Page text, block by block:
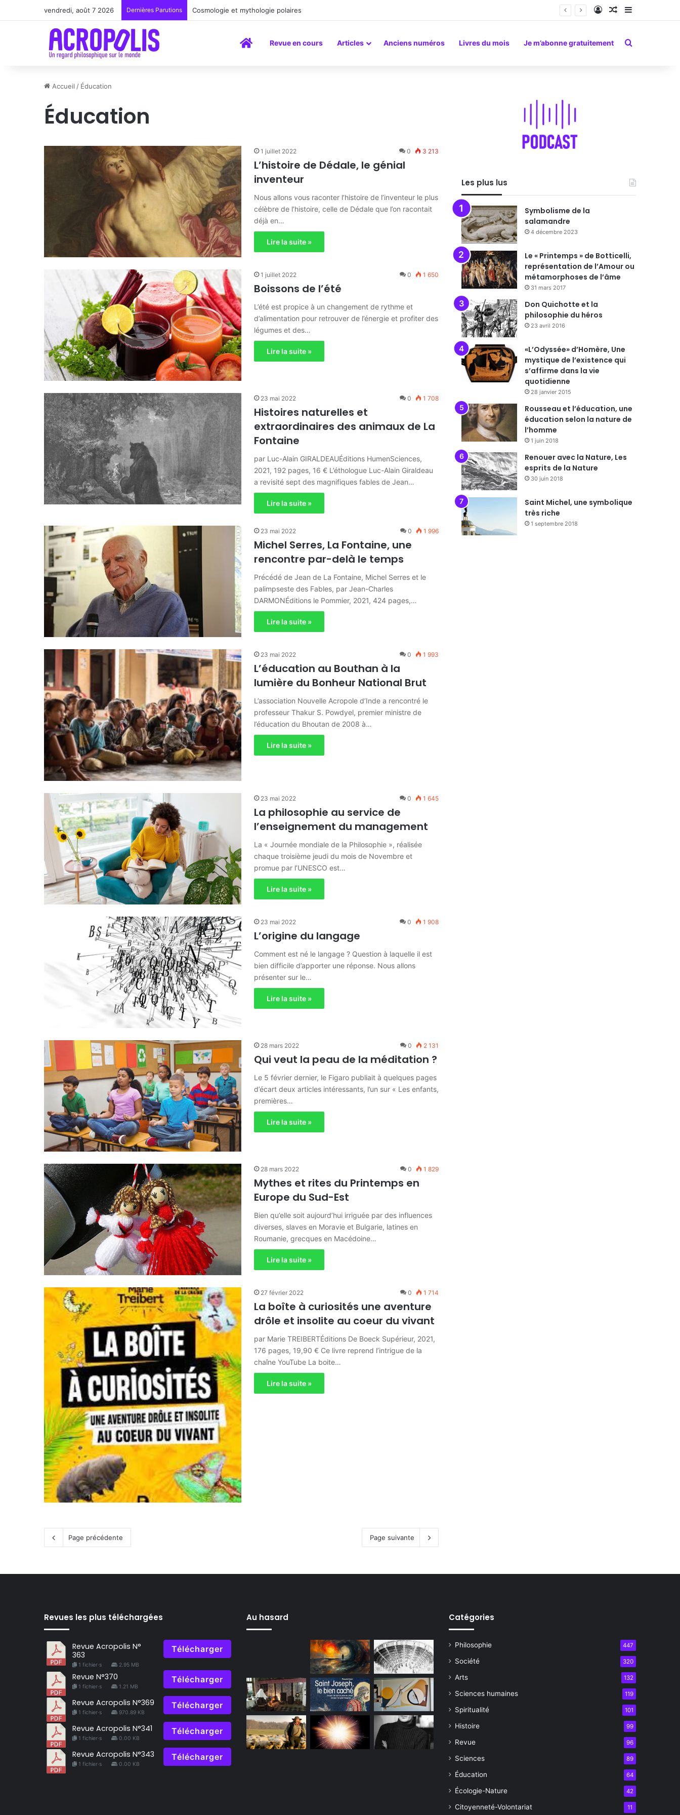
vendredi, août 7 2026 Dernières Parutions Renoir : la peinture comme un art du lien Connexion
Article Aléatoire
Sidebar
AccueilRevue en cours Articles Anciens numéros Livres du mois Je m’abonne gratuitement Rechercher
Accueil / Éducation
Éducation
1 juillet 2022 0 3 213
L’histoire de Dédale, le génial
inventeur
Nous allons vous raconter l’histoire de l’inventeur le plus
célèbre de l’histoire, celle de Dédale que l’on racontait
déjà en…
Lire la suite »
1 juillet 2022 0 1 650
Boissons de l’été
L’été est propice à un changement de rythme et
d’alimentation pour retrouver de l’énergie et profiter des
légumes et des…
Lire la suite »
23 mai 2022 0 1 708
Histoires naturelles et
extraordinaires des animaux de La
Fontaine
par Luc-Alain GIRALDEAUÉditions HumenSciences,
2021, 192 pages, 16 € L’éthologue Luc-Alain Giraldeau
a revisité sept des magnifiques fables de Jean…
Lire la suite »
23 mai 2022 0 1 996
Michel Serres, La Fontaine, une
rencontre par-delà le temps
Précédé de Jean de La Fontaine, Michel Serres et le
palimpseste des Fables, par Jean-Charles
DARMONÉditions le Pommier, 2021, 424 pages,…
Lire la suite »
23 mai 2022 0 1 993
L’éducation au Bouthan à la
lumière du Bonheur National Brut
L’association Nouvelle Acropole d’Inde a rencontré le
professeur Thakur S. Powdyel, premier ministre de
l’éducation du Bhoutan de 2008 à…
Lire la suite »
23 mai 2022 0 1 645
La philosophie au service de
l’enseignement du management
La « Journée mondiale de la Philosophie », réalisée
chaque troisième jeudi du mois de Novembre et
promue par l’UNESCO est…
Lire la suite »
23 mai 2022 0 1 908
L’origine du langage
Comment est né le langage ? Question à laquelle il est
bien difficile d’apporter une réponse. Nous allons
présenter sur le…
Lire la suite »
28 mars 2022 0 2 131
Qui veut la peau de la méditation ?
Le 5 février dernier, le Figaro publiait à quelques pages
d’écart deux articles intéressants, l’un sur « Les enfants,
premières…
Lire la suite »
28 mars 2022 0 1 829
Mythes et rites du Printemps en
Europe du Sud-Est
Bien qu’elle soit aujourd’hui irriguée par des influences
diverses, slaves en Moravie et Bulgarie, latines en
Roumanie, grecques en Macédoine…
Lire la suite »
27 février 2022 0 1 714
La boîte à curiosités une aventure
drôle et insolite au coeur du vivant
par Marie TREIBERTÉditions De Boeck Supérieur, 2021,
176 pages, 19,90 € Ce livre reprend l’intrigue de la
chaîne YouTube La boite…
Lire la suite »
Page précédente Page suivante
Les plus lus
Symbolisme de la
salamandre
4 décembre 2023
Le « Printemps » de Botticelli,
représentation de l’Amour ou
métamorphoses de l’âme
31 mars 2017
Don Quichotte et la
philosophie du héros
23 avril 2016
«L’Odyssée» d’Homère, Une
mystique de l’existence qui
s’affirme dans la vie
quotidienne
28 janvier 2015
Rousseau et l’éducation, une
éducation selon la nature de
l’homme
1 juin 2018
Renouer avec la Nature, Les
esprits de la Nature
30 juin 2018
Saint Michel, une symbolique
très riche
1 septembre 2018
Revues les plus téléchargées
Revue Acropolis N°
363
1 fichier·s 2.95 MB
Télécharger
Revue N°370
1 fichier·s 1.21 MB
Télécharger
Revue Acropolis N°369
1 fichier·s 970.89 KB
Télécharger
Revue Acropolis N°341
1 fichier·s 0.00 KB
Télécharger
Revue Acropolis N°343
1 fichier·s 0.00 KB
Télécharger
Au hasard Catégories
Philosophie 447
Société 320
Arts 132
Sciences humaines 119
Spiritualité 101
Histoire 99
Revue 96
Sciences 89
Éducation 64
Écologie-Nature 42
Citoyenneté-Volontariat 11